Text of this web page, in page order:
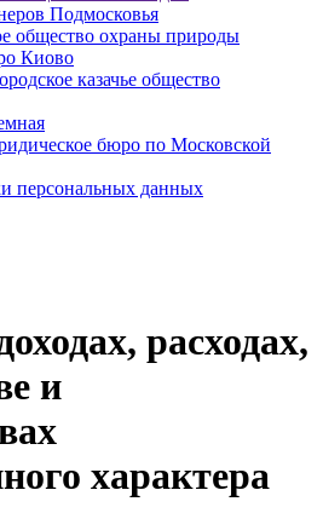
Подмосковья
общество охраны природы
Киово
казачье общество
бюро по Московской
персональных данных
расходах,
и
характера